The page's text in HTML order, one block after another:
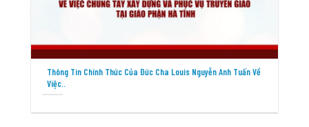
Thông Tin Chính Thức Của Đức Cha Louis Nguyễn Anh Tuấn Về
Việc..